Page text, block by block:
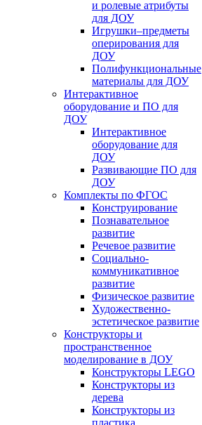
и ролевые атрибуты
для ДОУ
Игрушки–предметы
оперирования для
ДОУ
Полифункциональные
материалы для ДОУ
Интерактивное
оборудование и ПО для
ДОУ
Интерактивное
оборудование для
ДОУ
Развивающие ПО для
ДОУ
Комплекты по ФГОС
Конструирование
Познавательное
развитие
Речевое развитие
Социально-
коммуникативное
развитие
Физическое развитие
Художественно-
эстетическое развитие
Конструкторы и
пространственное
моделирование в ДОУ
Конструкторы LEGO
Конструкторы из
дерева
Конструкторы из
пластика